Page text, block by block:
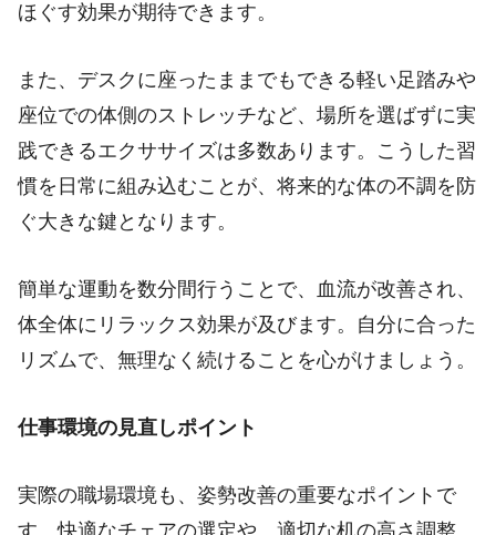
ほぐす効果が期待できます。
また、デスクに座ったままでもできる軽い足踏みや
座位での体側のストレッチなど、場所を選ばずに実
践できるエクササイズは多数あります。こうした習
慣を日常に組み込むことが、将来的な体の不調を防
ぐ大きな鍵となります。
簡単な運動を数分間行うことで、血流が改善され、
体全体にリラックス効果が及びます。自分に合った
リズムで、無理なく続けることを心がけましょう。
仕事環境の見直しポイント
実際の職場環境も、姿勢改善の重要なポイントで
す。快適なチェアの選定や、適切な机の高さ調整